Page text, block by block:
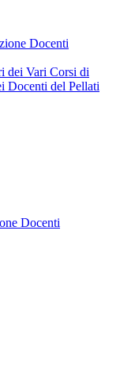
Docenti
dei Vari Corsi di
Docenti del Pellati
Docenti